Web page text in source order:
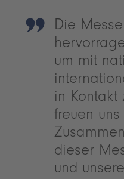
Die
um mit
in Kontakt
freuen
dieser
und